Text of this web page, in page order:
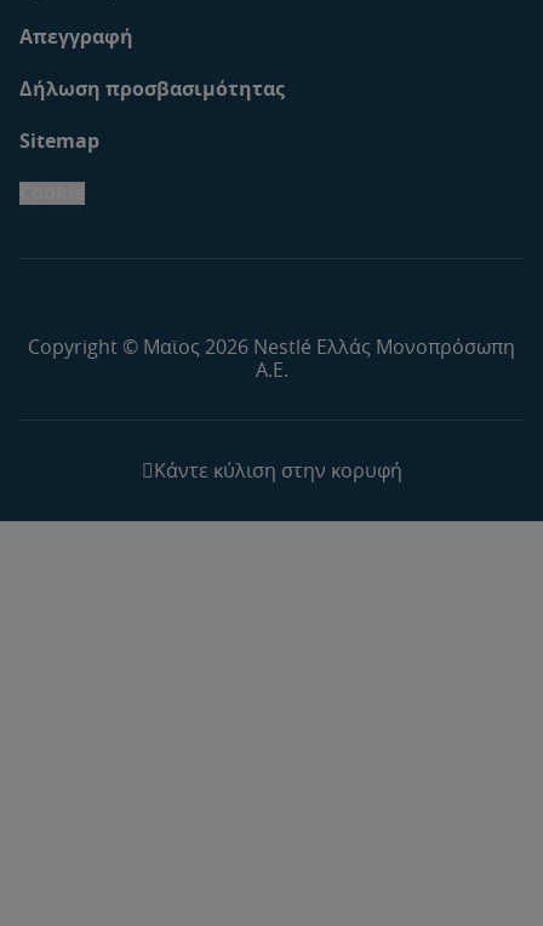
Απεγγραφή
Δήλωση προσβασιμότητας
Sitemap
Copyright © Μαϊος 2026 Nestlé Ελλάς Μονοπρόσωπη
Α.Ε.
Κάντε κύλιση στην κορυφή